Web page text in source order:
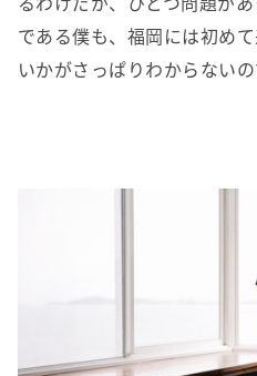
である僕も、福岡には初め
いかがさっぱりわからないの